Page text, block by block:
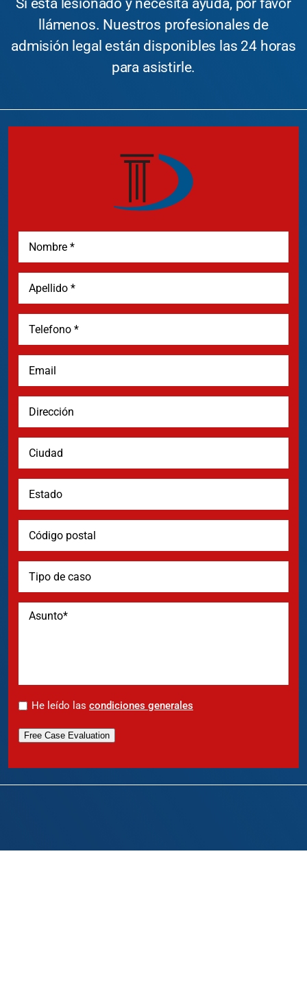
Si está lesionado y necesita ayuda, por favor
llámenos. Nuestros profesionales de
admisión legal están disponibles las 24 horas
para asistirle.
* He leído las condiciones generales
Free Case Evaluation